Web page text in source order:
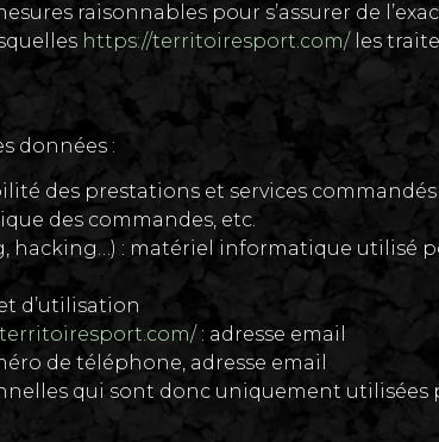
raisonnables pour s’assurer de
https://territoiresport.com/les
données :
des prestations et services commandés
des commandes, etc.
: matériel informatique utilisé
d’utilisation
: adresse email
de téléphone, adresse email
qui sont donc uniquement utilisées